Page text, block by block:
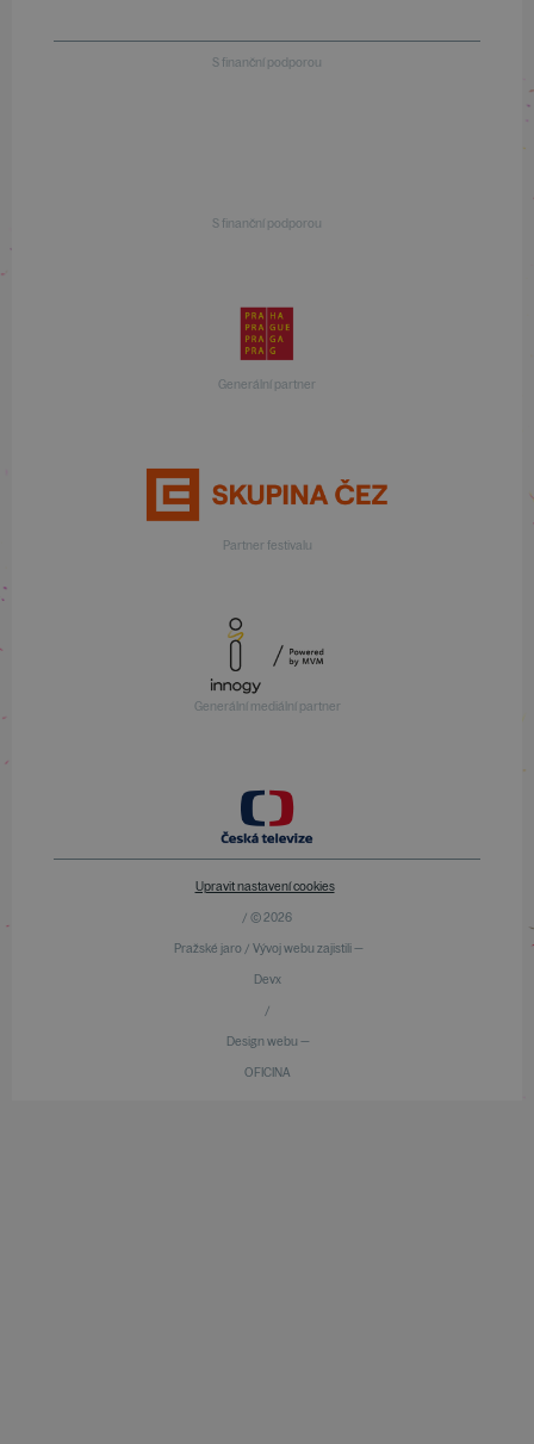
S finanční podporou
S finanční podporou
Generální partner
Partner festivalu
Generální mediální partner
Upravit nastavení cookies
/ © 2026
Pražské jaro / Vývoj webu zajistili —
Devx
/
Design webu —
OFICINA